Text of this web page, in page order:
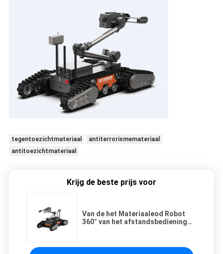
tegentoezichtmateriaal
antiterrorismemateriaal
antitoezichtmateriaal
Krijg de beste prijs voor
Van de het Materiaaleod Robot
360° van het afstandsbediening